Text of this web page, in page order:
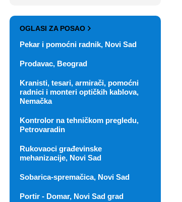
OGLASI ZA POSAO
Pekar i pomoćni radnik, Novi Sad
Prodavac, Beograd
Kranisti, tesari, armirači, pomoćni
radnici i monteri optičkih kablova,
Nemačka
Kontrolor na tehničkom pregledu,
Petrovaradin
Rukovaoci građevinske
mehanizacije, Novi Sad
Sobarica-spremačica, Novi Sad
Portir - Domar, Novi Sad grad